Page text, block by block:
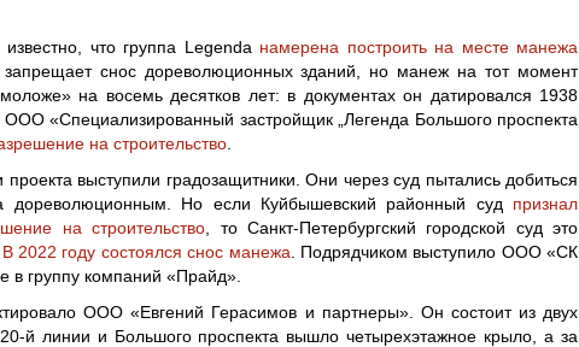
что группа Legenda намерена построить на месте манежа
запрещает снос дореволюционных зданий, но манеж на тот момент
на восемь десятков лет: в документах он датировался 1938
ООО «Специализированный застройщик „Легенда Большого проспекта
на строительство
проекта выступили градозащитники. Они через суд пытались добиться
дореволюционным. Но если Куйбышевский районный суд признал
на строительство , то Санкт-Петербургский городской суд это
В 2022 году состоялся снос манежа . Подрядчиком выступило ООО «СК
в группу компаний «Прайд».
ООО «Евгений Герасимов и партнеры». Он состоит из двух
й линии и Большого проспекта вышло четырехэтажное крыло, а за